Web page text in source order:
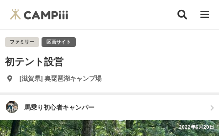
ファミリー 区画サイト
初テント設営
[滋賀県] 奥琵琶湖キャンプ場
馬乗り初心者キャンパー
2022年6月20日